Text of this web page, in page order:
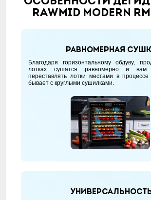
RAWMID Modern
Равномерная
Благодаря горизонтальному обдуву,
лотках сушатся равномерно и вам
переставлять лотки местами в
бывает с круглыми сушилками.